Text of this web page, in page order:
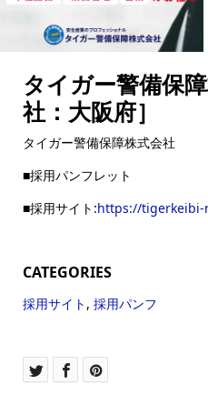
タイガー警備保
社：大阪府］
タイガー警備保障株式会社
■採用パンフレット
■採用サイト:https://
CATEGORIES
採用サイト , 採用パンフ